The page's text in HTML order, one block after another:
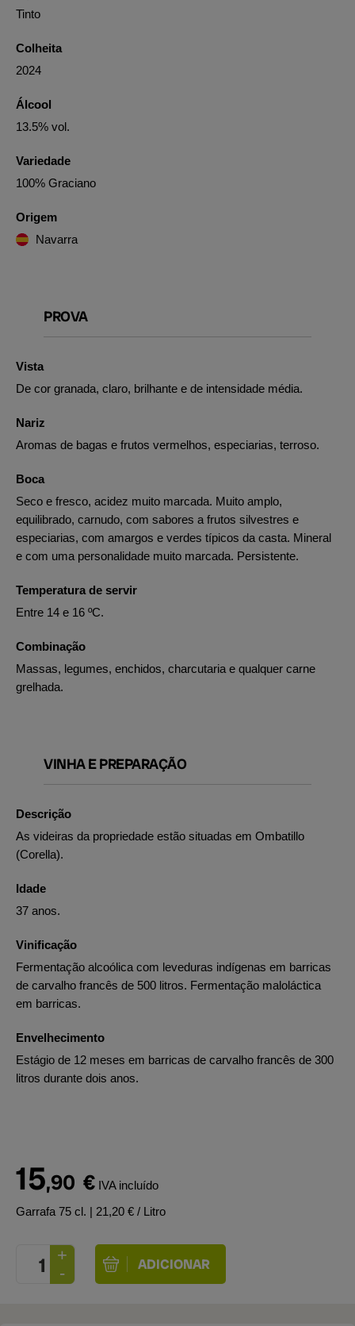
Tinto
Colheita
2024
Álcool
13.5% vol.
Variedade
100% Graciano
Origem
Navarra
PROVA
Vista
De cor granada, claro, brilhante e de intensidade média.
Nariz
Aromas de bagas e frutos vermelhos, especiarias, terroso.
Boca
Seco e fresco, acidez muito marcada. Muito amplo,
equilibrado, carnudo, com sabores a frutos silvestres e
especiarias, com amargos e verdes típicos da casta. Mineral
e com uma personalidade muito marcada. Persistente.
Temperatura de servir
Entre 14 e 16 ºC.
Combinação
Massas, legumes, enchidos, charcutaria e qualquer carne
grelhada.
VINHA E PREPARAÇÃO
Descrição
As videiras da propriedade estão situadas em Ombatillo
(Corella).
Idade
37 anos.
Vinificação
Fermentação alcoólica com leveduras indígenas em barricas
de carvalho francês de 500 litros. Fermentação maloláctica
em barricas.
Envelhecimento
Estágio de 12 meses em barricas de carvalho francês de 300
litros durante dois anos.
15,90 € IVA incluído
Garrafa 75 cl. | 21,20 € / Litro